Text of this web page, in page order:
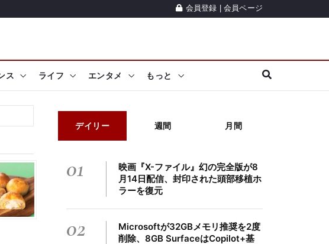
会員登録 会員ページ
ス ライフ エンタメ もっと
デイリー 週間 月間
01
映画『X-ファイル』幻の完全版が8
月14日配信、封印された頭部移植ホ
ラーを復元
02
Microsoftが32GBメモリ推奨を2度
削除、8GB SurfaceはCopilot+基